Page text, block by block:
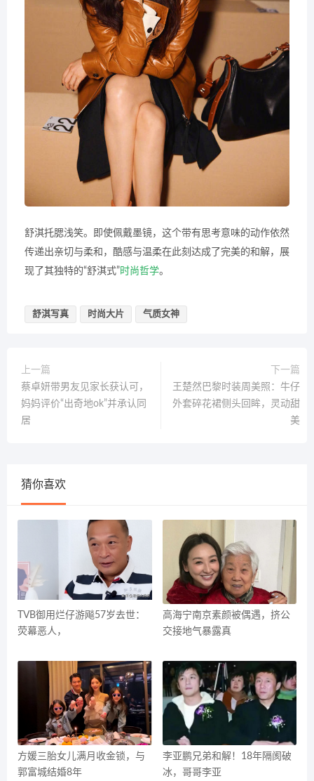
舒淇托腮浅笑。即使佩戴墨镜，这个带有思考意味的动作依然
传递出亲切与柔和，酷感与温柔在此刻达成了完美的和解，展
现了其独特的“舒淇式” 时尚哲学。
舒淇写真 时尚大片 气质女神
上一篇
蔡卓妍带男友见家长获认可，
妈妈评价“出奇地ok”并承认同
居
下一篇
王楚然巴黎时装周美照：牛仔
外套碎花裙侧头回眸，灵动甜
美
猜你喜欢
TVB御用烂仔游飚57岁去世：
荧幕恶人，
高海宁南京素颜被偶遇，挤公
交接地气暴露真
方媛三胎女儿满月收金锁，与
郭富城结婚8年
李亚鹏兄弟和解！18年隔阂破
冰，哥哥李亚